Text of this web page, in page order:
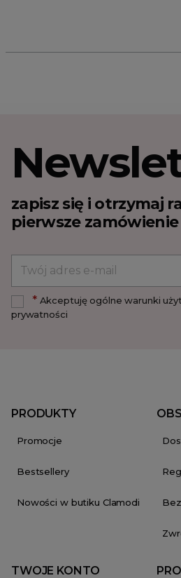
zapisz się i otrzymaj
pierwsze zamówienie
*Akceptuję ogólne warunki
prywatności
PRODUKTY
Promocje
Bestsellery
Nowości w butiku Clamodi
TWOJE KONTO